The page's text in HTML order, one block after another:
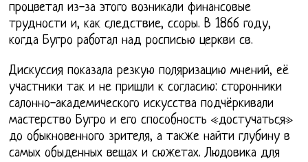
процветал из-за этого возникали финансовые
трудности и, как следствие, ссоры. В 1866 году,
когда Бугро работал над росписью церкви св.
Дискуссия показала резкую поляризацию мнений, её
участники так и не пришли к согласию: сторонники
салонно-академического искусства подчёркивали
мастерство Бугро и его способность «достучаться»
до обыкновенного зрителя, а также найти глубину в
самых обыденных вещах и сюжетах. Людовика для